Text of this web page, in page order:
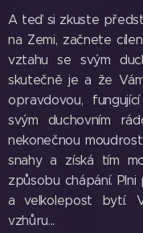
A teď si zkuste
na Zemi, začnete
vztahu se svým
skutečně je a že
opravdovou,
svým duchovním
nekonečnou
snahy a získá tím
způsobu chápání.
a velkolepost bytí.
vzhůru...